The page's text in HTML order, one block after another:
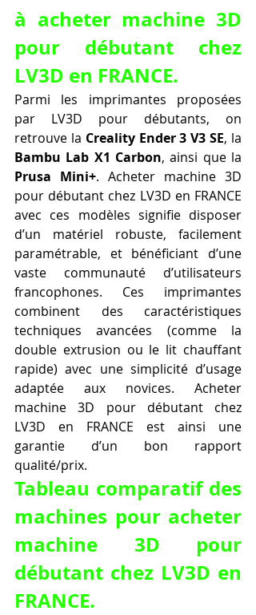
à acheter machine 3D
pour débutant chez
LV3D en FRANCE.
Parmi les imprimantes proposées
par LV3D pour débutants, on
retrouve la Creality Ender 3 V3 SE
Bambu Lab X1 Carbon
Prusa Mini+. Acheter machine 3D
pour débutant chez LV3D en FRANCE
avec ces modèles signifie disposer
d’un matériel robuste, facilement
paramétrable, et bénéficiant d’une
vaste communauté d’utilisateurs
francophones. Ces imprimantes
combinent des caractéristiques
techniques avancées (comme la
double extrusion ou le lit chauffant
rapide) avec une simplicité d’usage
adaptée aux novices. Acheter
machine 3D pour débutant chez
LV3D en FRANCE est ainsi une
garantie d’un bon rapport
qualité/prix.
Tableau comparatif des
machines pour acheter
machine 3D pour
débutant chez LV3D en
FRANCE.